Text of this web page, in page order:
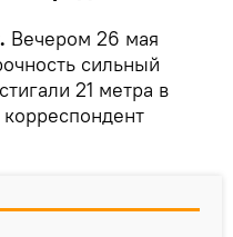
Вечером 26 мая
сильный
21 метра в